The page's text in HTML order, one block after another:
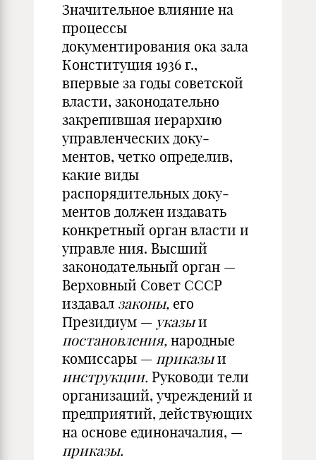
Значительное влияние на
процессы
документирования ока­ зала
Конституция 1936 г.,
впервые за годы советской
власти, законодательно
закрепившая иерархию
управленческих доку­
ментов, четко определив,
какие виды
распорядительных доку­
ментов должен издавать
конкретный орган власти и
управле­ ния. Высший
законодательный орган —
Верховный Совет СССР
издавал законы, его
Президиум — указыи
постановле­ния, народные
комиссары — приказыи
инструкции. Руководи­ тели
организаций, учреждений и
предприятий, действующих
на основе единоначалия, —
приказы.